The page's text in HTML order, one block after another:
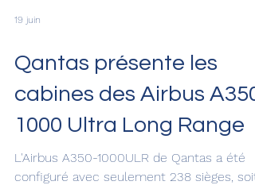
19 juin
Qantas présente les
cabines des Airbus
1000 Ultra Long Range